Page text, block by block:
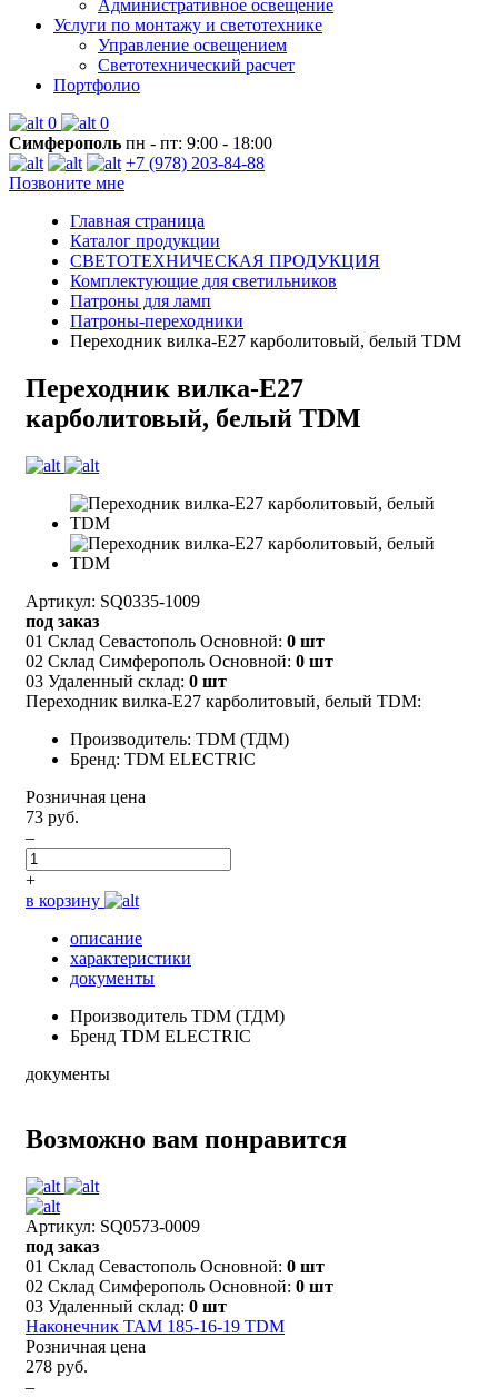
Административное освещение
Услуги по монтажу и светотехнике
Управление освещением
Светотехнический расчет
Портфолио
0
0
Симферополь пн - пт: 9:00 - 18:00
+7 (978) 203-84-88
Позвоните мне
Главная страница
Каталог продукции
СВЕТОТЕХНИЧЕСКАЯ ПРОДУКЦИЯ
Комплектующие для светильников
Патроны для ламп
Патроны-переходники
Переходник вилка-Е27 карболитовый, белый TDM
Переходник вилка-Е27
карболитовый, белый TDM
Артикул: SQ0335-1009
под заказ
01 Склад Севастополь Основной: 0 шт
02 Склад Симферополь Основной: 0 шт
03 Удаленный склад: 0 шт
Переходник вилка-Е27 карболитовый, белый TDM:
Производитель: TDM (ТДМ)
Бренд: TDM ELECTRIC
Розничная цена
73 руб.
–
+
в корзину
описание
характеристики
документы
Производитель TDM (ТДМ)
Бренд TDM ELECTRIC
документы
Возможно вам понравится
Артикул: SQ0573-0009
под заказ
01 Склад Севастополь Основной: 0 шт
02 Склад Симферополь Основной: 0 шт
03 Удаленный склад: 0 шт
Наконечник ТАМ 185-16-19 TDM
Розничная цена
278 руб.
–